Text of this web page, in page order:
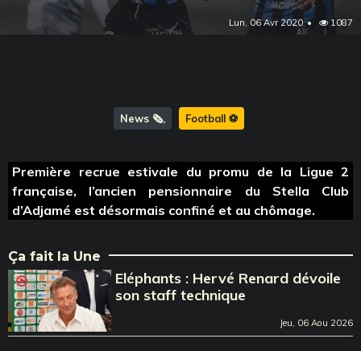
Lun, 06 Avr 2020 1087
News 🗞️ Football ⚽️
Première recrue estivale du promu de la Ligue 2
française, l’ancien pensionnaire du Stella Club
d’Adjamé est désormais confiné et au chômage.
Ça fait la Une
Eléphants : Hervé Renard dévoile
son staff technique
Jeu, 06 Aou 2026